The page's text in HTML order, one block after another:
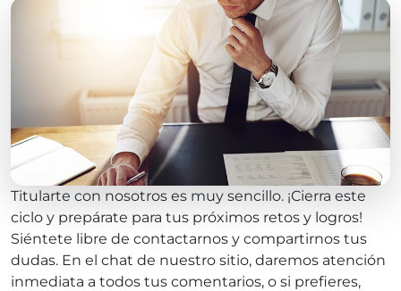
Titularte con nosotros es muy sencillo. ¡Cierra este
ciclo y prepárate para tus próximos retos y logros!
Siéntete libre de contactarnos y compartirnos tus
dudas. En el chat de nuestro sitio, daremos atención
inmediata a todos tus comentarios, o si prefieres,